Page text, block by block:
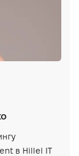
в Hillel IT